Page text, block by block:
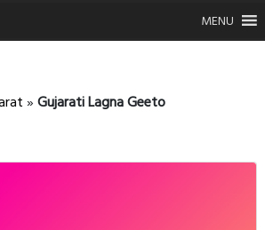
MENU
» Gujarati Lagna Geeto